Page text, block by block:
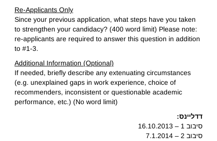
Re-Applicants Only
Since your previous application, what steps have you taken
to strengthen your candidacy? (400 word limit) Please note:
re-applicants are required to answer this question in addition
to #1-3.
Additional Information (Optional)
If needed, briefly describe any extenuating circumstances
(e.g. unexplained gaps in work experience, choice of
recommenders, inconsistent or questionable academic
performance, etc.) (No word limit)
דדליינס:
סיבוב 1 – 16.10.2013
סיבוב 2 – 7.1.2014